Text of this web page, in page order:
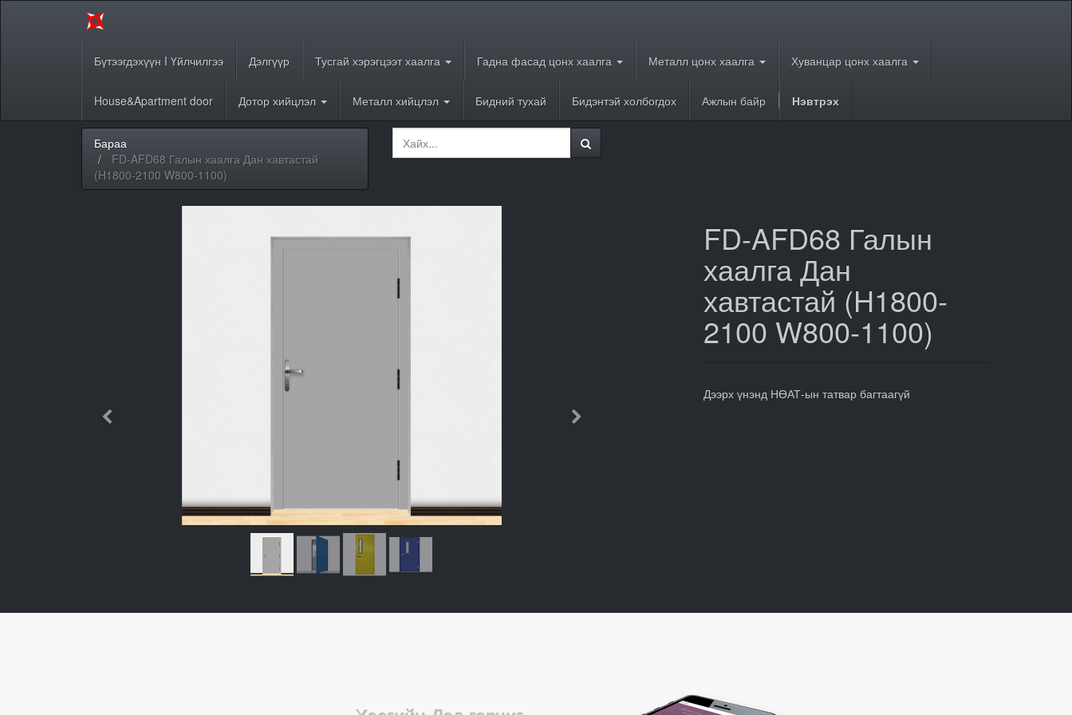
Бүтээгдэхүүн I Үйлчилгээ Дэлгүүр Тусгай хэрэгцээт хаалга Гадна фасад цонх хаалга Металл цонх хаалга Хуванцар цонх хаалга
House&Apartment door Дотор хийцлэл Металл хийцлэл Бидний тухай Бидэнтэй холбогдох Ажлын байр Нэвтрэх
Бараа
FD-AFD68 Галын хаалга Дан хавтастай
(H1800-2100 W800-1100)
Дараачийн
FD-AFD68 Галын
хаалга Дан
хавтастай (H1800-
2100 W800-1100)
Дээрх үнэнд НӨАТ-ын татвар багтаагүй